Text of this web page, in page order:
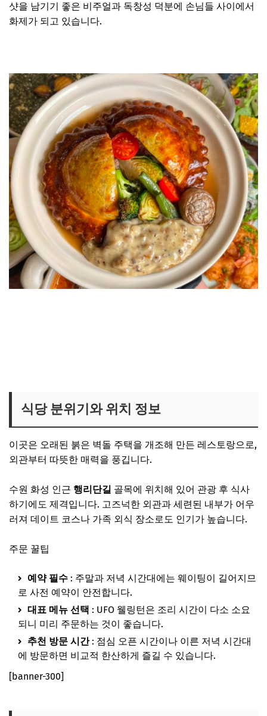
샷을 남기기 좋은 비주얼과 독창성 덕분에 손님들 사이에서
화제가 되고 있습니다.
식당 분위기와 위치 정보
이곳은 오래된 붉은 벽돌 주택을 개조해 만든 레스토랑으로,
외관부터 따뜻한 매력을 풍깁니다.
수원 화성 인근 행리단길 골목에 위치해 있어 관광 후 식사
하기에도 제격입니다. 고즈넉한 외관과 세련된 내부가 어우
러져 데이트 코스나 가족 외식 장소로도 인기가 높습니다.
주문 꿀팁
예약 필수 : 주말과 저녁 시간대에는 웨이팅이 길어지므
로 사전 예약이 안전합니다.
대표 메뉴 선택 : UFO 웰링턴은 조리 시간이 다소 소요
되니 미리 주문하는 것이 좋습니다.
추천 방문 시간: 점심 오픈 시간이나 이른 저녁 시간대
에 방문하면 비교적 한산하게 즐길 수 있습니다.
[banner-300]